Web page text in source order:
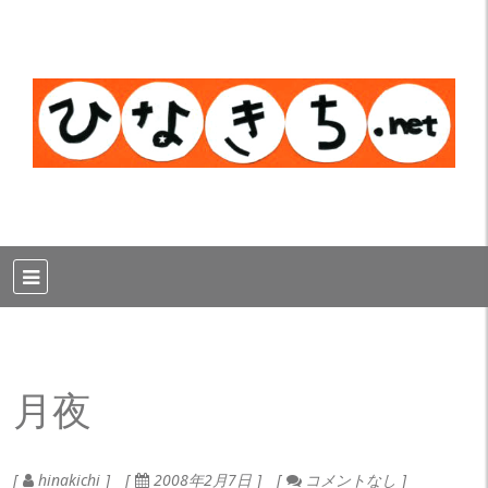
月夜
hinakichi 2008年2月7日 コメントなし